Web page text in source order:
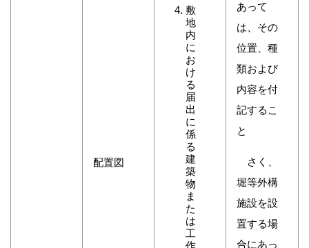
配置図
敷
地
内
に
お
け
る
届
出
に
係
る
建
築
物
ま
た
は
工
作
あって
は、その
位置、種
類および
内容を付
記するこ
と
さく、
堀等外構
施設を設
置する場
合にあっ